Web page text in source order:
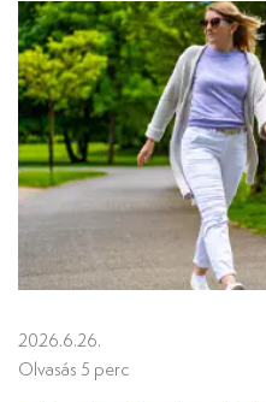
2026.6.26.
Olvasás 5 perc